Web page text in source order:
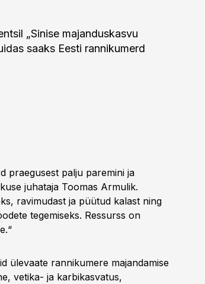
„Sinise majanduskasvu
saaks Eesti rannikumerd
praegusest palju paremini ja
juhataja Toomas Armulik.
ravimudast ja püütud kalast ning
tegemiseks. Ressurss on
ülevaate rannikumere majandamise
vetika- ja karbikasvatus,